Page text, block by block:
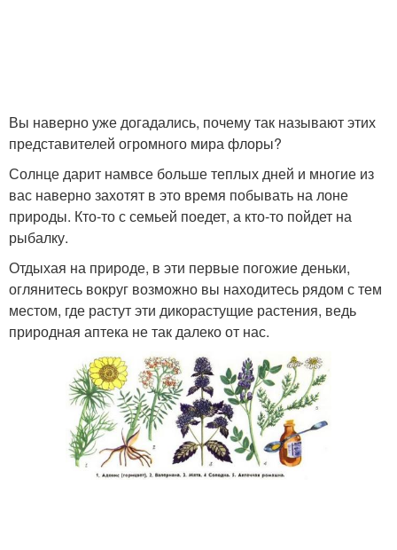
Вы наверно уже догадались, почему так называют этих
представителей огромного мира флоры?
Солнце дарит намвсе больше теплых дней и многие из
вас наверно захотят в это время побывать на лоне
природы. Кто-то с семьей поедет, а кто-то пойдет на
рыбалку.
Отдыхая на природе, в эти первые погожие деньки,
оглянитесь вокруг возможно вы находитесь рядом с тем
местом, где растут эти дикорастущие растения, ведь
природная аптека не так далеко от нас.